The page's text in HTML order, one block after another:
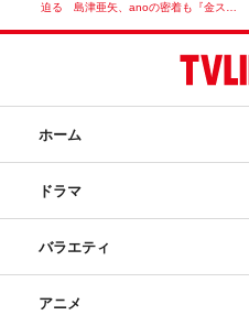
迫る 島津亜矢、anoの密着も『金ス…
ホーム
ドラマ
バラエティ
アニメ